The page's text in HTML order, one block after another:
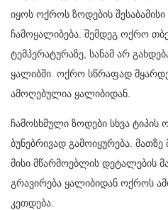
იყოს ოქროს ზოდების
ჩამოყალიბება. შემდეგ ოქრო
ტემპერატურაზე, სანამ არ
ყალიბში. ოქრო სწრაფად
ამოღებულია ყალიბიდან.
ჩამოსხმული ზოდები სხვა
ბუნებრივად გამოიყურება.
მისი მწარმოებლის დეტალების
გრავირება ყალიბიდან ოქროს
კეთდება.